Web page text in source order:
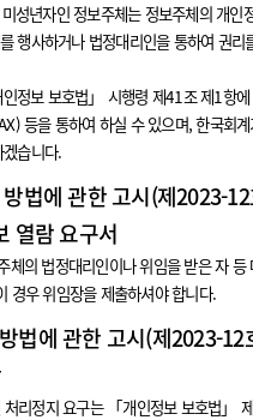
성년자인 정보주체는 정보주체의 개인
행사하거나 법정대리인을 통하여 권리
정보 보호법」 시행령 제41조 제1항에
등을 통하여 하실 수 있으며, 한국회계
겠습니다.
방법에 관한 고시(제2023-12
열람 요구서
체의 법정대리인이나 위임을 받은 자 등
경우 위임장을 제출하셔야 합니다.
법에 관한 고시(제2023-12
처리정지 요구는 「개인정보 보호법」